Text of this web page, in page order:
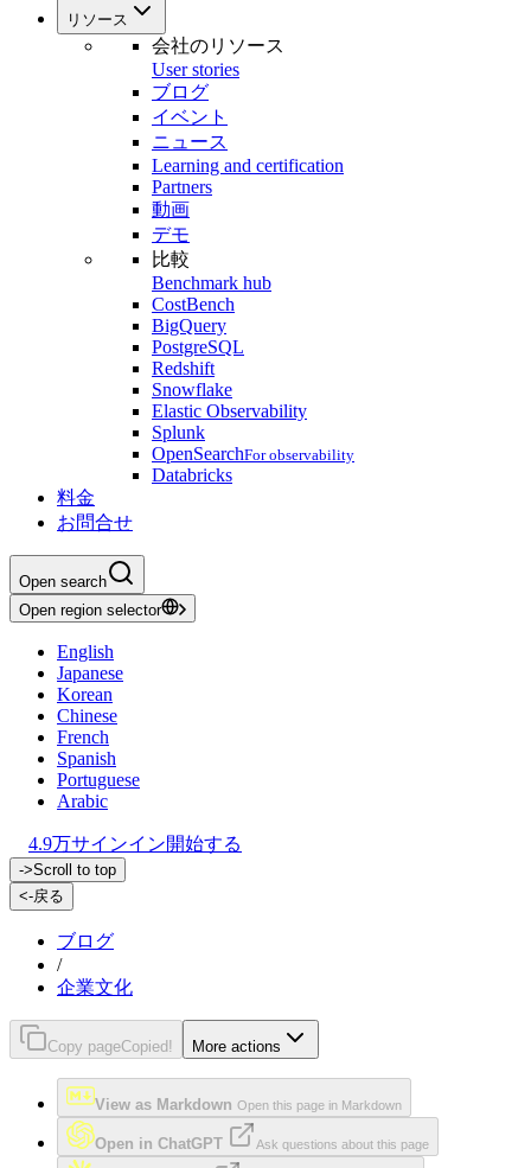
リソース
会社のリソース
User stories
ブログ
イベント
ニュース
Learning and certification
Partners
動画
デモ
比較
Benchmark hub
CostBench
BigQuery
PostgreSQL
Redshift
Snowflake
Elastic Observability
Splunk
OpenSearchFor observability
Databricks
料金
お問合せ
Open search
Open region selector
English
Japanese
Korean
Chinese
French
Spanish
Portuguese
Arabic
4.9万サインイン開始する
->Scroll to top
<-戻る
ブログ
/
企業文化
Copy pageCopied! More actions
View as Markdown Open this page in Markdown
Open in ChatGPT Ask questions about this page